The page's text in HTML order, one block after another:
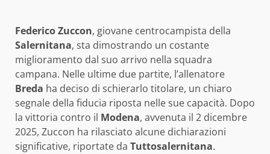
Federico Zuccon, giovane centrocampista della
Salernitana, sta dimostrando un costante
miglioramento dal suo arrivo nella squadra
campana. Nelle ultime due partite, l’allenatore
Breda ha deciso di schierarlo titolare, un chiaro
segnale della fiducia riposta nelle sue capacità. Dopo
la vittoria contro il Modena, avvenuta il 2 dicembre
2025, Zuccon ha rilasciato alcune dichiarazioni
significative, riportate da Tuttosalernitana.